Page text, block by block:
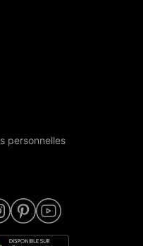
personnelles